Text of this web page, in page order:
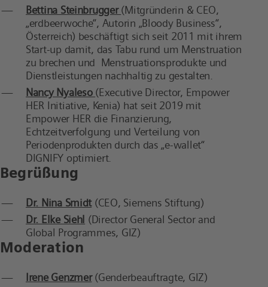
Bettina Steinbrugger (Mitgründerin & CEO,
„erdbeerwoche“, Autorin „Bloody Business“,
Österreich) beschäftigt sich seit 2011 mit ihrem
Start-up damit, das Tabu rund um Menstruation
zu brechen und Menstruationsprodukte und
Dienstleistungen nachhaltig zu gestalten.
Nancy Nyaleso (Executive Director, Empower
HER Initiative, Kenia) hat seit 2019 mit
Empower HER die Finanzierung,
Echtzeitverfolgung und Verteilung von
Periodenprodukten durch das „e-wallet“
DIGNIFY optimiert.
Begrüßung
Dr. Nina Smidt (CEO, Siemens Stiftung)
Dr. Elke Siehl (Director General Sector and
Global Programmes, GIZ)
Moderation
Irene Genzmer (Genderbeauftragte, GIZ)